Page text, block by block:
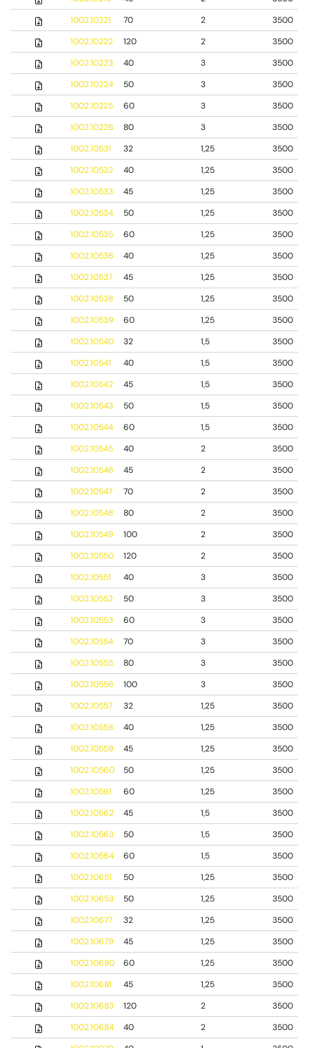
1002.10221
70 2
3500
1002.10222
120 2
3500
1002.10223
40 3
3500
1002.10224
50 3
3500
1002.10225
60 3
3500
1002.10226
80 3
3500
1002.10531
32 1,25
3500
1002.10532
40 1,25
3500
1002.10533
45 1,25
3500
1002.10534
50 1,25
3500
1002.10535
60 1,25
3500
1002.10536
40 1,25
3500
1002.10537
45 1,25
3500
1002.10538
50 1,25
3500
1002.10539
60 1,25
3500
1002.10540
32 1,5
3500
1002.10541
40 1,5
3500
1002.10542
45 1,5
3500
1002.10543
50 1,5
3500
1002.10544
60 1,5
3500
1002.10545
40 2
3500
1002.10546
45 2
3500
1002.10547
70 2
3500
1002.10548
80 2
3500
1002.10549
100 2
3500
1002.10550
120 2
3500
1002.10551
40 3
3500
1002.10552
50 3
3500
1002.10553
60 3
3500
1002.10554
70 3
3500
1002.10555
80 3
3500
1002.10556
100 3
3500
1002.10557
32 1,25
3500
1002.10558
40 1,25
3500
1002.10559
45 1,25
3500
1002.10560
50 1,25
3500
1002.10561
60 1,25
3500
1002.10562
45 1,5
3500
1002.10563
50 1,5
3500
1002.10564
60 1,5
3500
1002.10651
50 1,25
3500
1002.10653
50 1,25
3500
1002.10677
32 1,25
3500
1002.10679
45 1,25
3500
1002.10680
60 1,25
3500
1002.10681
45 1,25
3500
1002.10683
120 2
3500
1002.10684
40 2
3500